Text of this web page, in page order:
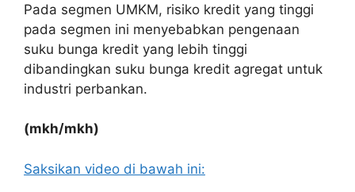
Pada segmen UMKM, risiko kredit yang tinggi
pada segmen ini menyebabkan pengenaan
suku bunga kredit yang lebih tinggi
dibandingkan suku bunga kredit agregat untuk
industri perbankan.
(mkh/mkh)
Saksikan video di bawah ini: